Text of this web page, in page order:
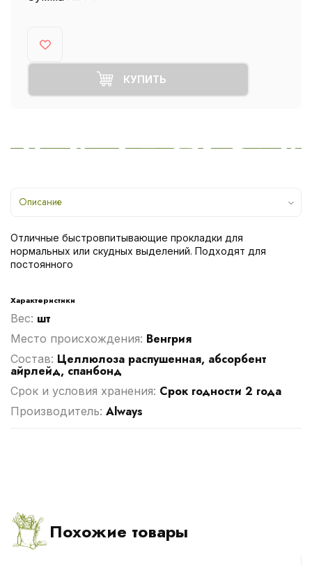
КУПИТЬ
Описание
Отличные быстровпитывающие прокладки для
нормальных или скудных выделений. Подходят для
постоянного
Характеристики
Вес: шт
Место происхождения: Венгрия
Cостав: Целлюлоза распушенная, абсорбент
айрлейд, спанбонд
Срок и условия хранения: Срок годности 2 года
Производитель: Always
Похожие товары